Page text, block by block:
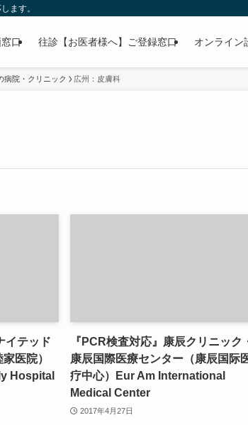
ます。
口 往診【お医者様へ】ご登録窓口 オンライン
病院・クリニック 広州：皮膚科
イテッド
医院）
Hospital
『PCR検査対応』康辰クリニック
康辰国際医療センター（康辰国际
疗中心）Eur Am International
Medical Center
2017年4月27日